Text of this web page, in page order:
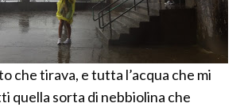
che tirava, e tutta l’acqua che mi
quella sorta di nebbiolina che